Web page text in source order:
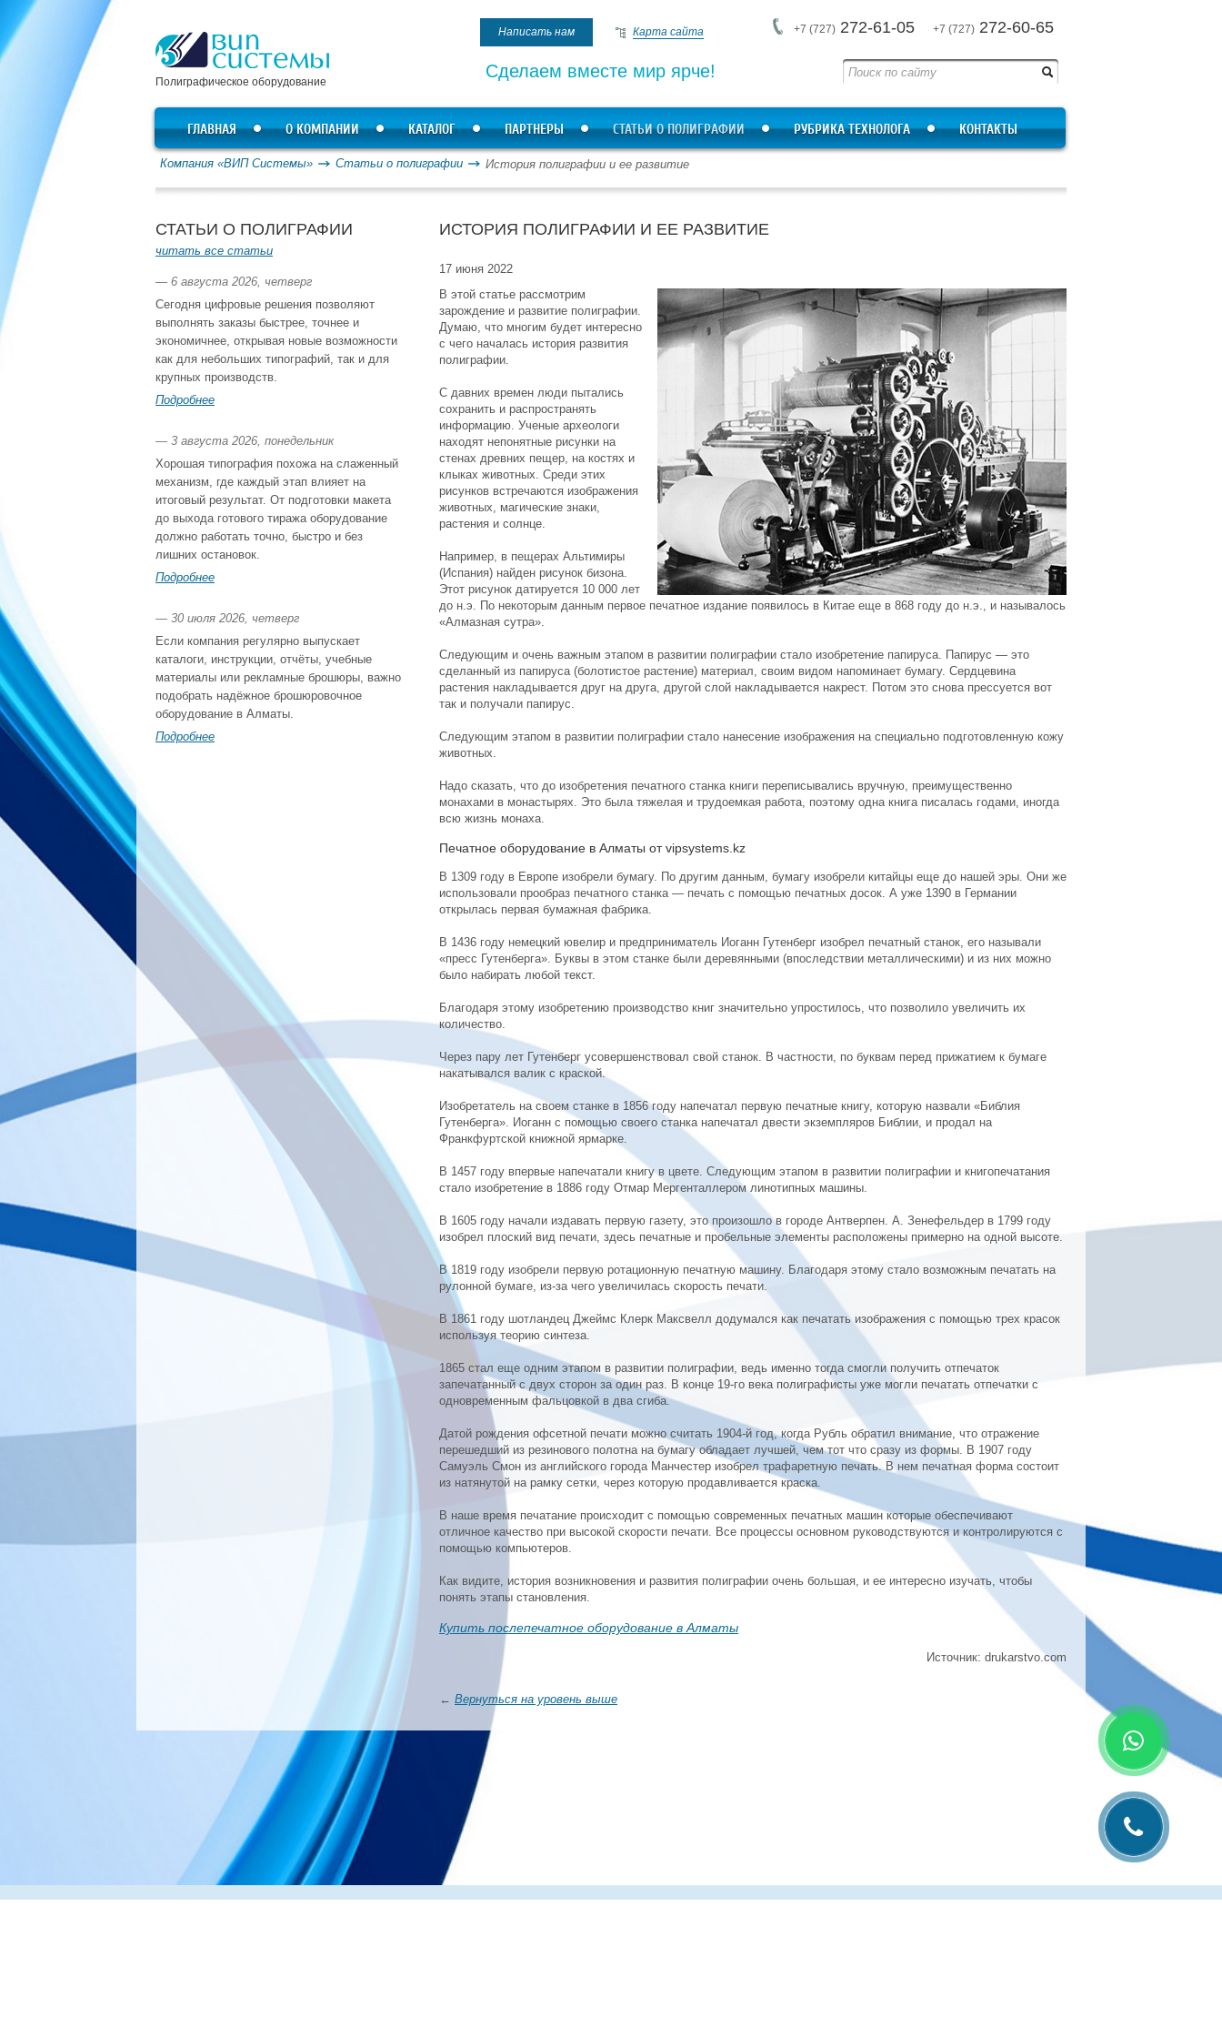
Полиграфическое оборудование
Сделаем вместе мир ярче!
+7 (727) 272-61-05 +7 (727) 272-60-65
Написать нам Карта сайта
ГЛАВНАЯ О КОМПАНИИ КАТАЛОГ ПАРТНЕРЫ СТАТЬИ О ПОЛИГРАФИИ РУБРИКА ТЕХНОЛОГА КОНТАКТЫ
Компания «ВИП Системы» Статьи о полиграфии История полиграфии и ее развитие
СТАТЬИ О ПОЛИГРАФИИ
читать все статьи
— 6 августа 2026, четверг
Сегодня цифровые решения позволяют
выполнять заказы быстрее, точнее и
экономичнее, открывая новые возможности
как для небольших типографий, так и для
крупных производств.
Подробнее
— 3 августа 2026, понедельник
Хорошая типография похожа на слаженный
механизм, где каждый этап влияет на
итоговый результат. От подготовки макета
до выхода готового тиража оборудование
должно работать точно, быстро и без
лишних остановок.
Подробнее
— 30 июля 2026, четверг
Если компания регулярно выпускает
каталоги, инструкции, отчёты, учебные
материалы или рекламные брошюры, важно
подобрать надёжное брошюровочное
оборудование в Алматы.
Подробнее
ИСТОРИЯ ПОЛИГРАФИИ И ЕЕ РАЗВИТИЕ
17 июня 2022
В этой статье рассмотрим
зарождение и развитие полиграфии.
Думаю, что многим будет интересно
с чего началась история развития
полиграфии.
С давних времен люди пытались
сохранить и распространять
информацию. Ученые археологи
находят непонятные рисунки на
стенах древних пещер, на костях и
клыках животных. Среди этих
рисунков встречаются изображения
животных, магические знаки,
растения и солнце.
Например, в пещерах Альтимиры
(Испания) найден рисунок бизона.
Этот рисунок датируется 10 000 лет
до н.э. По некоторым данным первое печатное издание появилось в Китае еще в 868 году до н.э., и называлось
«Алмазная сутра».
Следующим и очень важным этапом в развитии полиграфии стало изобретение папируса. Папирус — это
сделанный из папируса (болотистое растение) материал, своим видом напоминает бумагу. Сердцевина
растения накладывается друг на друга, другой слой накладывается накрест. Потом это снова прессуется вот
так и получали папирус.
Следующим этапом в развитии полиграфии стало нанесение изображения на специально подготовленную кожу
животных.
Надо сказать, что до изобретения печатного станка книги переписывались вручную, преимущественно
монахами в монастырях. Это была тяжелая и трудоемкая работа, поэтому одна книга писалась годами, иногда
всю жизнь монаха.
Печатное оборудование в Алматы от vipsystems.kz
В 1309 году в Европе изобрели бумагу. По другим данным, бумагу изобрели китайцы еще до нашей эры. Они же
использовали прообраз печатного станка — печать с помощью печатных досок. А уже 1390 в Германии
открылась первая бумажная фабрика.
В 1436 году немецкий ювелир и предприниматель Иоганн Гутенберг изобрел печатный станок, его называли
«пресс Гутенберга». Буквы в этом станке были деревянными (впоследствии металлическими) и из них можно
было набирать любой текст.
Благодаря этому изобретению производство книг значительно упростилось, что позволило увеличить их
количество.
Через пару лет Гутенберг усовершенствовал свой станок. В частности, по буквам перед прижатием к бумаге
накатывался валик с краской.
Изобретатель на своем станке в 1856 году напечатал первую печатные книгу, которую назвали «Библия
Гутенберга». Иоганн с помощью своего станка напечатал двести экземпляров Библии, и продал на
Франкфуртской книжной ярмарке.
В 1457 году впервые напечатали книгу в цвете. Следующим этапом в развитии полиграфии и книгопечатания
стало изобретение в 1886 году Отмар Мергенталлером линотипных машины.
В 1605 году начали издавать первую газету, это произошло в городе Антверпен. А. Зенефельдер в 1799 году
изобрел плоский вид печати, здесь печатные и пробельные элементы расположены примерно на одной высоте.
В 1819 году изобрели первую ротационную печатную машину. Благодаря этому стало возможным печатать на
рулонной бумаге, из-за чего увеличилась скорость печати.
В 1861 году шотландец Джеймс Клерк Максвелл додумался как печатать изображения с помощью трех красок
используя теорию синтеза.
1865 стал еще одним этапом в развитии полиграфии, ведь именно тогда смогли получить отпечаток
запечатанный с двух сторон за один раз. В конце 19-го века полиграфисты уже могли печатать отпечатки с
одновременным фальцовкой в два сгиба.
Датой рождения офсетной печати можно считать 1904-й год, когда Рубль обратил внимание, что отражение
перешедший из резинового полотна на бумагу обладает лучшей, чем тот что сразу из формы. В 1907 году
Самуэль Смон из английского города Манчестер изобрел трафаретную печать. В нем печатная форма состоит
из натянутой на рамку сетки, через которую продавливается краска.
В наше время печатание происходит с помощью современных печатных машин которые обеспечивают
отличное качество при высокой скорости печати. Все процессы основном руководствуются и контролируются с
помощью компьютеров.
Как видите, история возникновения и развития полиграфии очень большая, и ее интересно изучать, чтобы
понять этапы становления.
Купить послепечатное оборудование в Алматы
Источник: drukarstvo.com
← Вернуться на уровень выше